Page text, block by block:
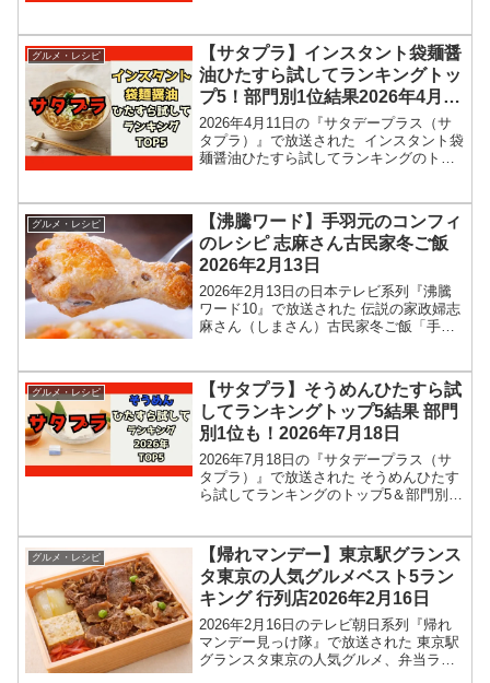
新トップ10ランキングを当てます。5年前
の...
グルメ・レシピ
【サタプラ】インスタント袋麺醤
油ひたすら試してランキングトッ
プ5！部門別1位結果2026年4月11
日
2026年4月11日の『サタデープラス（サ
タプラ）』で放送された インスタント袋
麺醤油ひたすら試してランキングのトッ
最新情報をもとに、コンビニ、スーパー
などで買える...
グルメ・レシピ
【沸騰ワード】手羽元のコンフィ
のレシピ 志麻さん古民家冬ご飯
2026年2月13日
2026年2月13日の日本テレビ系列『沸騰
ワード10』で放送された 伝説の家政婦志
麻さん（しまさん）古民家冬ご飯「手羽
改装ドキュメント続編！新居改装プロジ
ェクトに、今回...
グルメ・レシピ
【サタプラ】そうめんひたすら試
してランキングトップ5結果 部門
別1位も！2026年7月18日
2026年7月18日の『サタデープラス（サ
タプラ）』で放送された そうめんひたす
ら試してランキングのトップ5＆部門別1
とに、コンビニ、スーパーなどで買える
13種類のそ...
グルメ・レシピ
【帰れマンデー】東京駅グランス
タ東京の人気グルメベスト5ラン
キング 行列店2026年2月16日
2026年2月16日のテレビ朝日系列『帰れ
マンデー見っけ隊』で放送された 東京駅
グランスタ東京の人気グルメ、弁当ラン